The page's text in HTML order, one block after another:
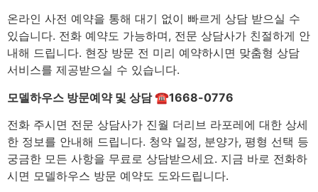
온라인 사전 예약을 통해 대기 없이 빠르게 상담 받으실 수
있습니다. 전화 예약도 가능하며, 전문 상담사가 친절하게 안
내해 드립니다. 현장 방문 전 미리 예약하시면 맞춤형 상담
서비스를 제공받으실 수 있습니다.
모델하우스 방문예약 및 상담 ☎1668-0776
전화 주시면 전문 상담사가 진월 더리브 라포레에 대한 상세
한 정보를 안내해 드립니다. 청약 일정, 분양가, 평형 선택 등
궁금한 모든 사항을 무료로 상담받으세요. 지금 바로 전화하
시면 모델하우스 방문 예약도 도와드립니다.